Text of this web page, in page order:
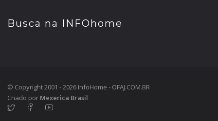
Busca na INFOhome
© Copyright 2001 - 2026 InfoHome - OFAJ.COM.BR
Criado por Mexerica Brasil